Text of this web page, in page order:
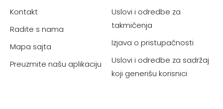
Kontakt
Radite s nama
Mapa sajta
Preuzmite našu aplikaciju
Uslovi i odredbe za
takmičenja
Izjava o pristupačnosti
Uslovi i odredbe za sadržaj
koji generišu korisnici